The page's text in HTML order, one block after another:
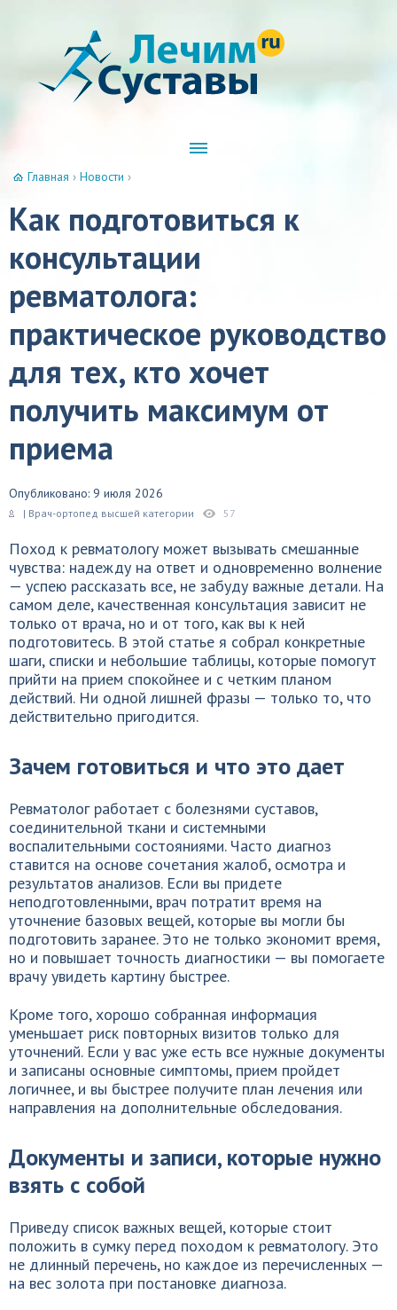
Главная › Новости ›
Как подготовиться к
консультации
ревматолога:
практическое руководство
для тех, кто хочет
получить максимум от
приема
Опубликовано: 9 июля 2026
| Врач-ортопед высшей категории 57
Поход к ревматологу может вызывать смешанные
чувства: надежду на ответ и одновременно волнение
— успею рассказать все, не забуду важные детали. На
самом деле, качественная консультация зависит не
только от врача, но и от того, как вы к ней
подготовитесь. В этой статье я собрал конкретные
шаги, списки и небольшие таблицы, которые помогут
прийти на прием спокойнее и с четким планом
действий. Ни одной лишней фразы — только то, что
действительно пригодится.
Зачем готовиться и что это дает
Ревматолог работает с болезнями суставов,
соединительной ткани и системными
воспалительными состояниями. Часто диагноз
ставится на основе сочетания жалоб, осмотра и
результатов анализов. Если вы придете
неподготовленными, врач потратит время на
уточнение базовых вещей, которые вы могли бы
подготовить заранее. Это не только экономит время,
но и повышает точность диагностики — вы помогаете
врачу увидеть картину быстрее.
Кроме того, хорошо собранная информация
уменьшает риск повторных визитов только для
уточнений. Если у вас уже есть все нужные документы
и записаны основные симптомы, прием пройдет
логичнее, и вы быстрее получите план лечения или
направления на дополнительные обследования.
Документы и записи, которые нужно
взять с собой
Приведу список важных вещей, которые стоит
положить в сумку перед походом к ревматологу. Это
не длинный перечень, но каждое из перечисленных —
на вес золота при постановке диагноза.